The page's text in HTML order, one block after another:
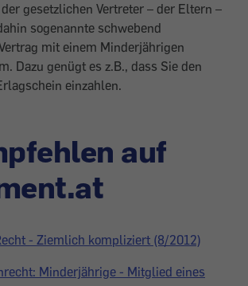
gesetzlichen Vertreter – der Eltern –
sogenannte schwebend
mit einem Minderjährigen
Dazu genügt es z.B., dass Sie den
einzahlen.
auf
- Ziemlich kompliziert (8/2012)
Minderjährige - Mitglied eines